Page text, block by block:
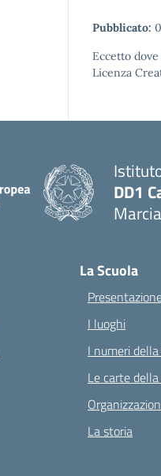
Pubblicato:
Eccetto
Licenza
DD1
La Scuola
I luoghi
I numeri
Le carte
La storia